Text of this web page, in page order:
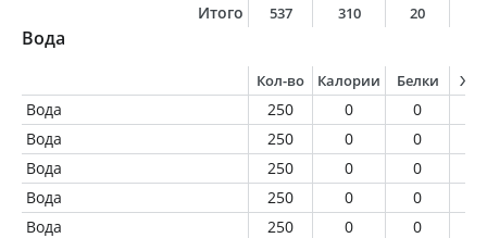
Итого
537 310 20
Вода
Кол-во Калории Белки
Вода 250 0 0
Вода
250 0 0
Вода
250 0 0
Вода
250 0 0
Вода
250 0 0